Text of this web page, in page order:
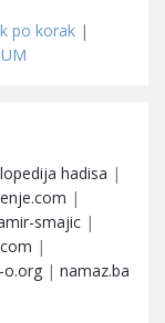
po korak |
hadisa |
|
smajic |
|
o.org | namaz.ba